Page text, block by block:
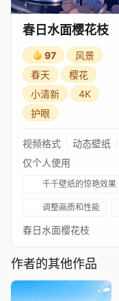
春日水面樱花枝
97
风景
春天
樱花
小清新
4K
护眼
视频格式 动态壁纸
仅个人使用
千千壁纸的惊艳效果
调整画质和性能
春日水面樱花枝
作者的其他作品